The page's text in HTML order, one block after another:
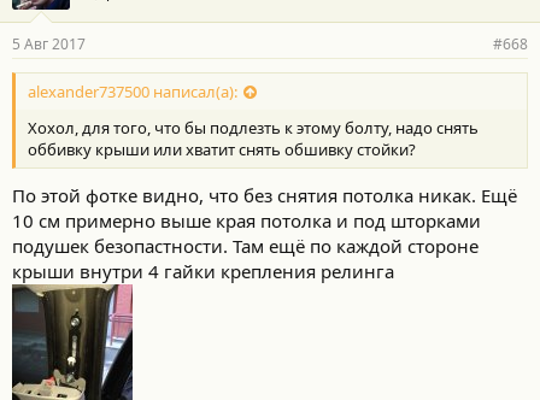
5 Авг 2017 #668
alexander737500 написал(а):
Хохол, для того, что бы подлезть к этому болту, надо снять
оббивку крыши или хватит снять обшивку стойки?
По этой фотке видно, что без снятия потолка никак. Ещё
10 см примерно выше края потолка и под шторками
подушек безопастности. Там ещё по каждой стороне
крыши внутри 4 гайки крепления релинга